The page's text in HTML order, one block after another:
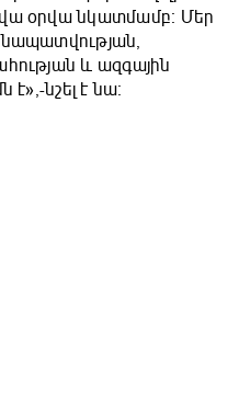
օրվա նկատմամբ։ Մեր
և ազգային
նշել է նա։